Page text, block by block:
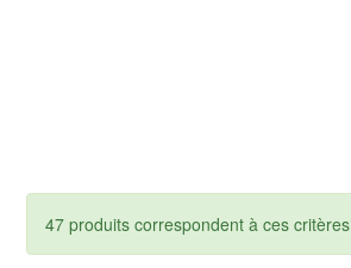
47 produits correspondent à ces critères